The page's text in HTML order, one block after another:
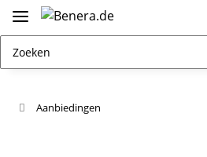
Aanbiedingen